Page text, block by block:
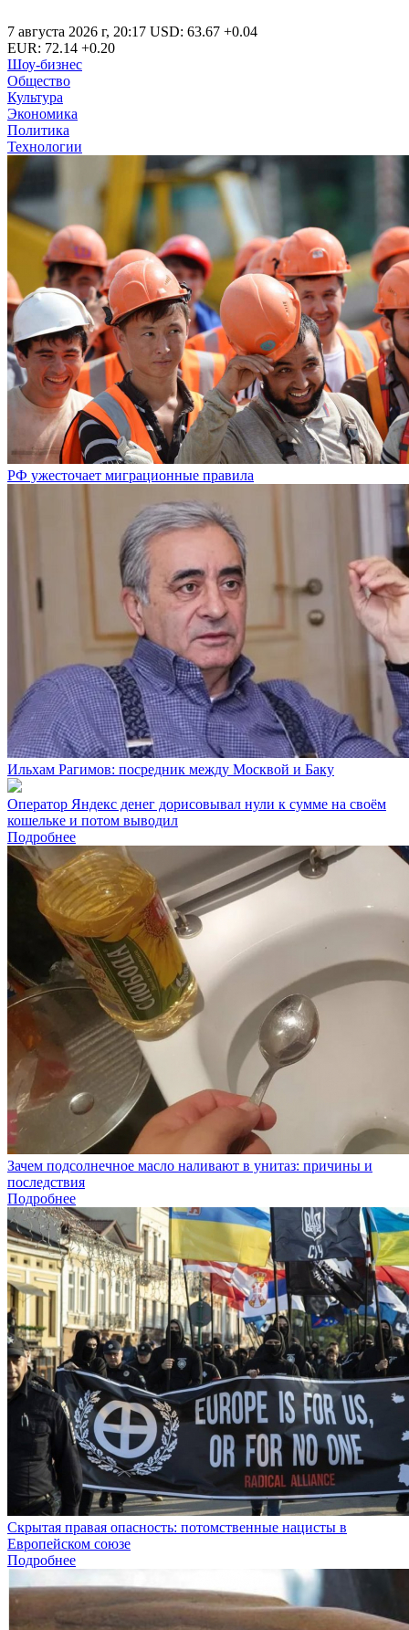
7 августа 2026 г, 20:17 USD: 63.67 +0.04
EUR: 72.14 +0.20
Шоу-бизнес
Общество
Культура
Экономика
Политика
Технологии
РФ ужесточает миграционные правила
Ильхам Рагимов: посредник между Москвой и Баку
Оператор Яндекс денег дорисовывал нули к сумме на своём
кошельке и потом выводил
Подробнее
Зачем подсолнечное масло наливают в унитаз: причины и
последствия
Подробнее
Скрытая правая опасность: потомственные нацисты в
Европейском союзе
Подробнее